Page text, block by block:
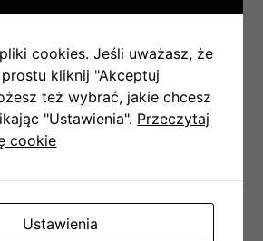
POMPA CIEPŁA
cookies. Jeśli uważasz, że
kliknij "Akceptuj
też wybrać, jakie chcesz
"Ustawienia". Przeczytaj
cookie
Ustawienia